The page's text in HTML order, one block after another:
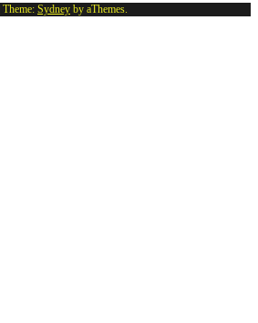
Theme: Sydney by aThemes.